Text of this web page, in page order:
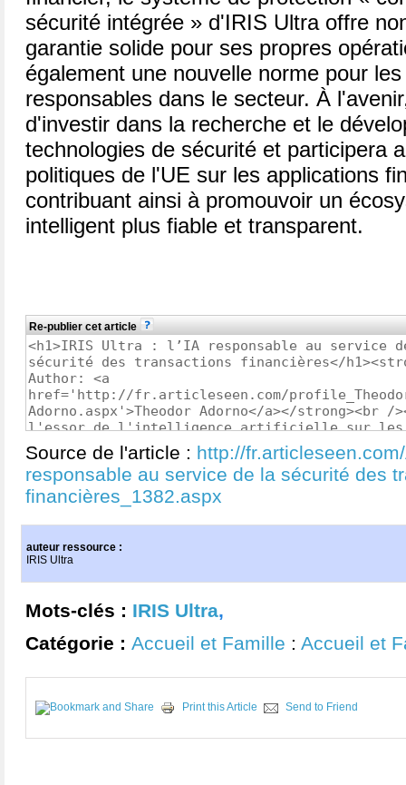
sécurité intégrée » d'IRIS Ultra offre
garantie solide pour ses propres
également une nouvelle norme pour
responsables dans le secteur. À
d'investir dans la recherche et le
technologies de sécurité et participera
politiques de l'UE sur les applications
contribuant ainsi à promouvoir un
intelligent plus fiable et transparent.
Re-publier cet article
Source de l'article : http://
responsable au service de la sécurité des
financières_1382.aspx
auteur ressource :
IRIS Ultra
Mots-clés : IRIS Ultra,
Catégorie : Accueil et Famille : Accueil et
Print this Article Send to Friend